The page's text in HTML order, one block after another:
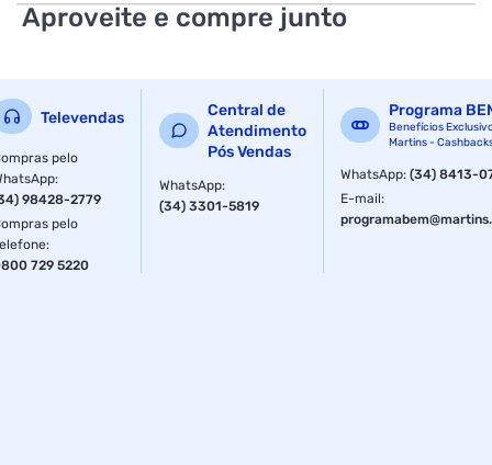
Suas cúpulas rotatórias bem como o cabo em apenas um
para fácil armazenamento e transporte.
Especificações
Modelo
Aproveite e compre junto
Televendas
pelo
:
98428-2779
pelo
:
729 5220
Central de
Atendimento
Pós Vendas
WhatsApp:
(34) 3301-5819
Programa
Benefícios
Martins -
WhatsApp:(34) 8413-
E-mail: